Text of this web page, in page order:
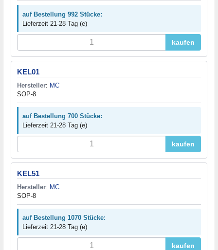
auf Bestellung 992 Stücke:
Lieferzeit 21-28 Tag (e)
kaufen
KEL01
Hersteller: MC
SOP-8
auf Bestellung 700 Stücke:
Lieferzeit 21-28 Tag (e)
kaufen
KEL51
Hersteller: MC
SOP-8
auf Bestellung 1070 Stücke:
Lieferzeit 21-28 Tag (e)
kaufen